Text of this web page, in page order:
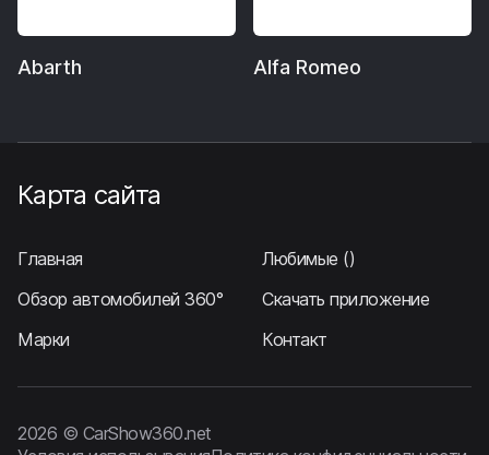
Abarth Alfa Romeo
Карта сайта
Главная Любимые ()
Обзор автомобилей 360°
Скачать приложение
Марки
Контакт
2026 © CarShow360.net